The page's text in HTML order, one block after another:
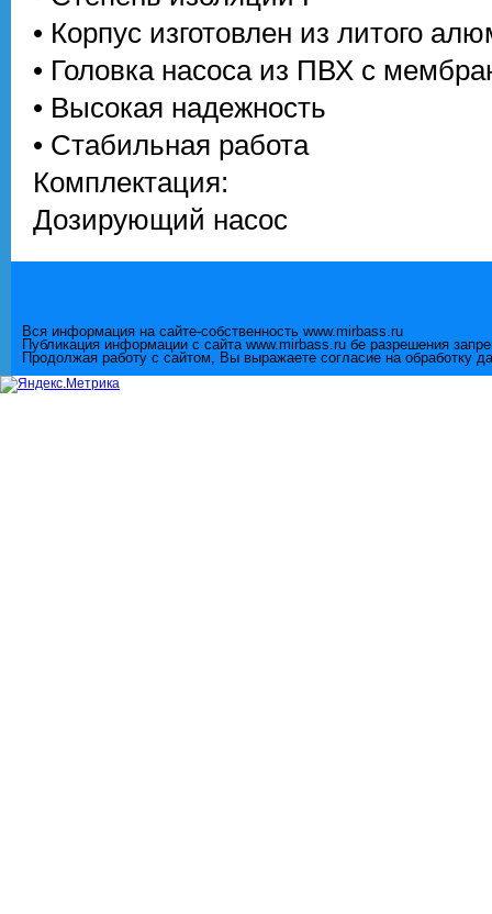
• Корпус изготовлен из литого
• Головка насоса из ПВХ с
• Высокая надежность
• Стабильная работа
Комплектация:
Дозирующий насос
Вся информация на сайте-собственность www.mirbass.ru
Публикация информации с сайта www.mirbass.ru бе разрешения
Продолжая работу с сайтом, Вы выражаете согласие на обработку